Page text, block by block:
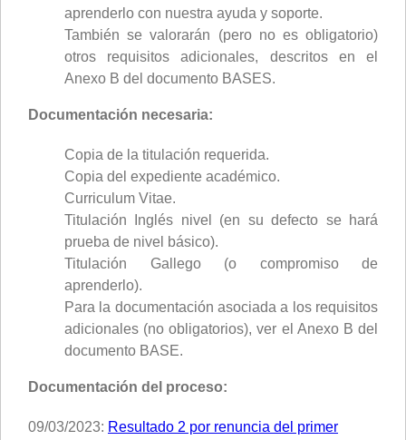
aprenderlo con nuestra ayuda y soporte.
También se valorarán (pero no es obligatorio)
otros requisitos adicionales, descritos en el
Anexo B del documento BASES.
Documentación necesaria:
Copia de la titulación requerida.
Copia del expediente académico.
Curriculum Vitae.
Titulación Inglés nivel (en su defecto se hará
prueba de nivel básico).
Titulación Gallego (o compromiso de
aprenderlo).
Para la documentación asociada a los requisitos
adicionales (no obligatorios), ver el Anexo B del
documento BASE.
Documentación del proceso:
09/03/2023: Resultado 2 por renuncia del primer